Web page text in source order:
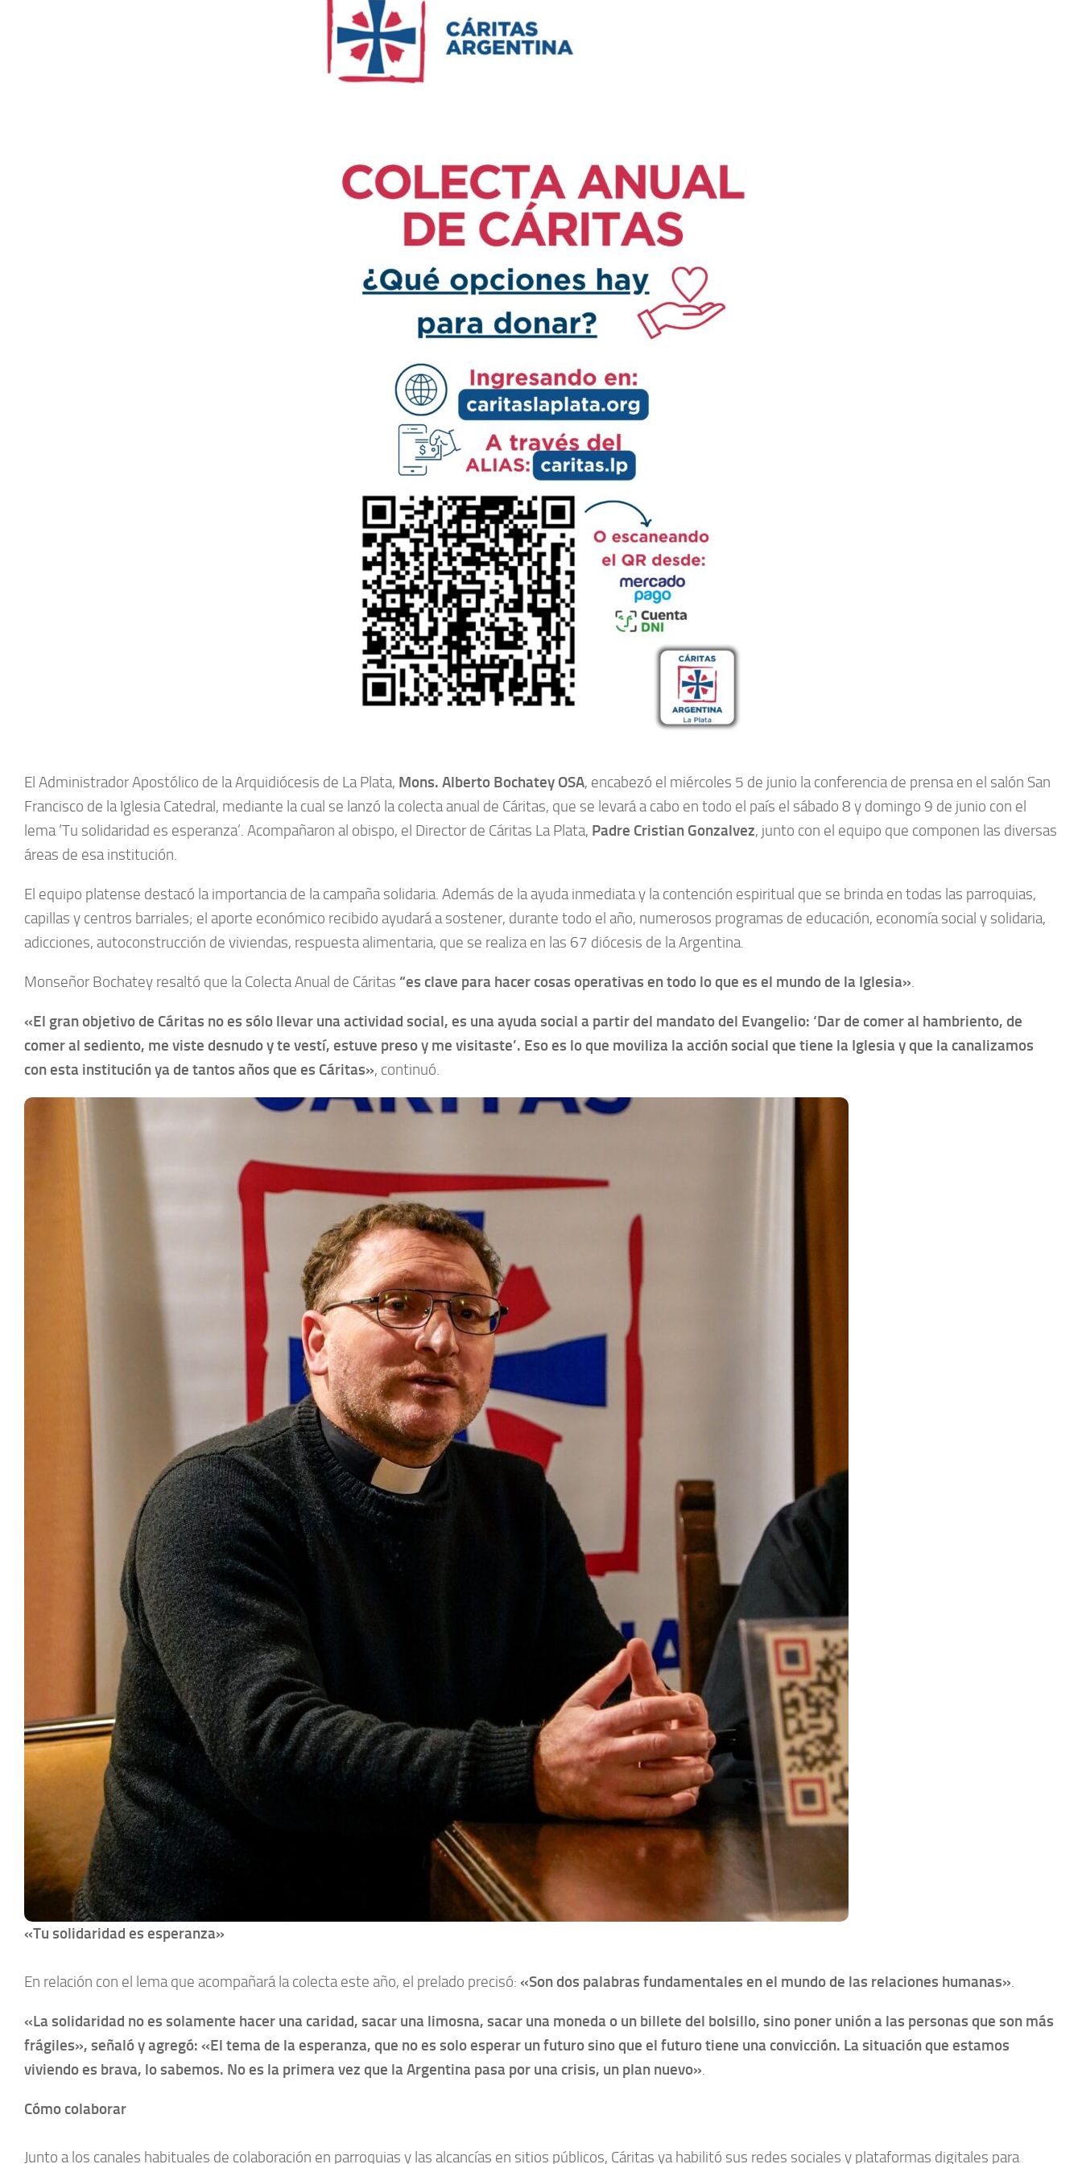
El Administrador Apostólico de la Arquidiócesis de La Plata, Mons. Alberto Bochatey OSA, encabezó el miércoles 5 de junio la conferencia de prensa en el salón San
Francisco de la Iglesia Catedral, mediante la cual se lanzó la colecta anual de Cáritas, que se levará a cabo en todo el país el sábado 8 y domingo 9 de junio con el
lema ‘Tu solidaridad es esperanza’. Acompañaron al obispo, el Director de Cáritas La Plata, Padre Cristian Gonzalvez, junto con el equipo que componen las diversas
áreas de esa institución.
El equipo platense destacó la importancia de la campaña solidaria. Además de la ayuda inmediata y la contención espiritual que se brinda en todas las parroquias,
capillas y centros barriales; el aporte económico recibido ayudará a sostener, durante todo el año, numerosos programas de educación, economía social y solidaria,
adicciones, autoconstrucción de viviendas, respuesta alimentaria, que se realiza en las 67 diócesis de la Argentina.
Monseñor Bochatey resaltó que la Colecta Anual de Cáritas “es clave para hacer cosas operativas en todo lo que es el mundo de la Iglesia».
«El gran objetivo de Cáritas no es sólo llevar una actividad social, es una ayuda social a partir del mandato del Evangelio: ‘Dar de comer al hambriento, de
comer al sediento, me viste desnudo y te vestí, estuve preso y me visitaste’. Eso es lo que moviliza la acción social que tiene la Iglesia y que la canalizamos
con esta institución ya de tantos años que es Cáritas», continuó.
«Tu solidaridad es esperanza»
En relación con el lema que acompañará la colecta este año, el prelado precisó: «Son dos palabras fundamentales en el mundo de las relaciones humanas».
«La solidaridad no es solamente hacer una caridad, sacar una limosna, sacar una moneda o un billete del bolsillo, sino poner unión a las personas que son más
frágiles», señaló y agregó: «El tema de la esperanza, que no es solo esperar un futuro sino que el futuro tiene una convicción. La situación que estamos
viviendo es brava, lo sabemos. No es la primera vez que la Argentina pasa por una crisis, un plan nuevo».
Cómo colaborar
Junto a los canales habituales de colaboración en parroquias y las alcancías en sitios públicos, Cáritas ya habilitó sus redes sociales y plataformas digitales para